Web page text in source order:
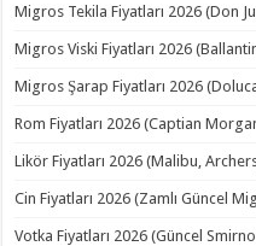
Migros Tekila Fiyatları 2026 (Don
Migros Viski Fiyatları 2026
Migros Şarap Fiyatları 2026
Rom Fiyatları 2026 (Captian
Likör Fiyatları 2026 (Malibu,
Cin Fiyatları 2026 (Zamlı Güncel
Votka Fiyatları 2026 (Güncel